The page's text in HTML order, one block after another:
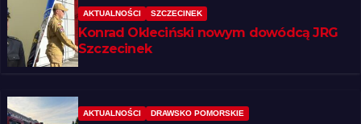
AKTUALNOŚCI SZCZECINEK
Konrad Okleciński nowym dowódcą JRG
Szczecinek
AKTUALNOŚCI DRAWSKO POMORSKIE